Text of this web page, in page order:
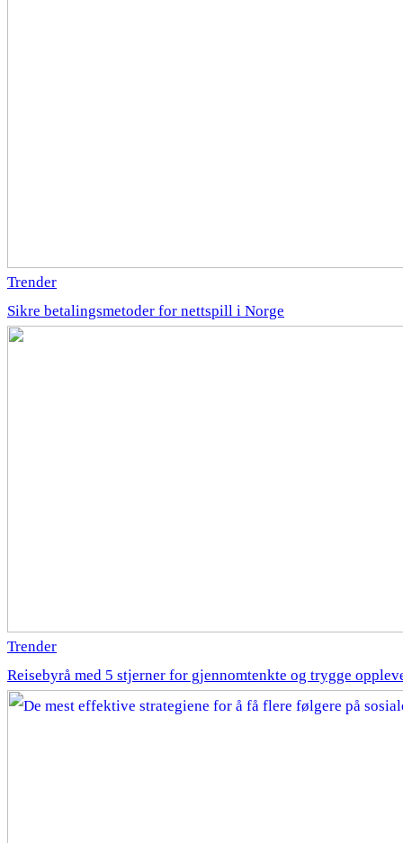
Trender
Sikre betalingsmetoder for nettspill i Norge
Trender
Reisebyrå med 5 stjerner for gjennomtenkte og trygge